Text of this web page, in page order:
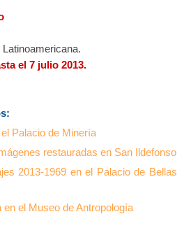
el 7 julio 2013.
Palacio de Minería
restauradas en San Ildefonso
2013-1969 en el Palacio de Bellas
en el Museo de Antropología